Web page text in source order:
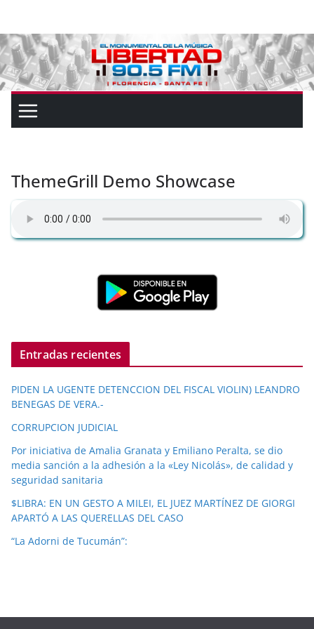
ThemeGrill Demo Showcase
Entradas recientes
PIDEN LA UGENTE DETENCCION DEL FISCAL VIOLIN) LEANDRO
BENEGAS DE VERA.-
CORRUPCION JUDICIAL
Por iniciativa de Amalia Granata y Emiliano Peralta, se dio
media sanción a la adhesión a la «Ley Nicolás», de calidad y
seguridad sanitaria
$LIBRA: EN UN GESTO A MILEI, EL JUEZ MARTÍNEZ DE GIORGI
APARTÓ A LAS QUERELLAS DEL CASO
“La Adorni de Tucumán”: